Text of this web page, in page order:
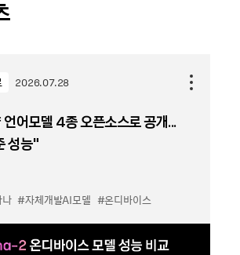
2026.07.28
어모델 4종 오픈소스로 공개...
성능”
#자체개발AI모델 #온디바이스